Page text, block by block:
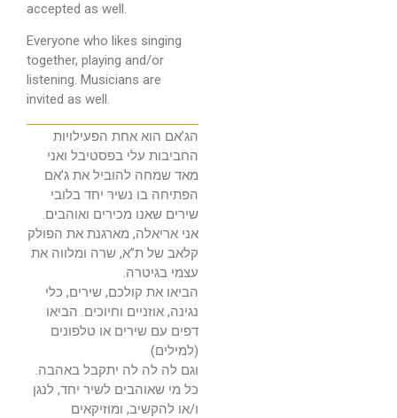
accepted as well.
Everyone who likes singing
together, playing and/or
listening. Musicians are
invited as well.
הג’אם הוא אחת הפעילויות
החביבות עלי בפסטיבל ואני
מאד שמחה להוביל את ג’אם
הפתיחה בו נשיר יחד בלובי
שירים שאנו מכירים ואוהבים.
אני אריאלה, מארגנת את הפולק
קלאב של ת”א, שרה ומלווה את
עצמי בגיטרה.
הביאו את קולכם, שירים, כלי
נגינה, אוזניים וחיוכים. הביאו
דפים עם שירים או טלפונים
(למילים)
וגם לה לה לה יתקבל באהבה.
כל מי שאוהבים לשיר יחד, לנגן
ו/או להקשיב, ומוזיקאים